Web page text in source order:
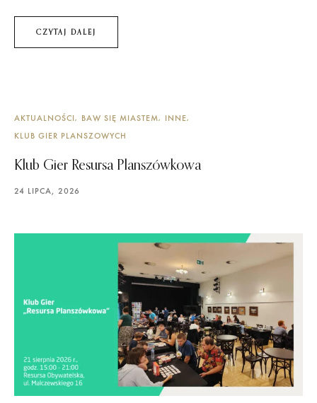
CZYTAJ DALEJ
AKTUALNOŚCI BAW SIĘ MIASTEM
INNE
KLUB GIER PLANSZOWYCH
Klub Gier Resursa Planszówkowa
24 LIPCA, 2026